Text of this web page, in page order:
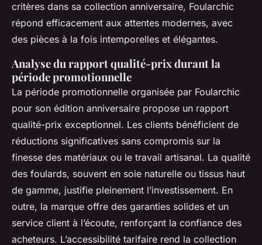
critères dans sa collection anniversaire, Foularchic
répond efficacement aux attentes modernes, avec
des pièces à la fois intemporelles et élégantes.
Analyse du rapport qualité-prix durant la
période promotionnelle
La période promotionnelle organisée par Foularchic
pour son édition anniversaire propose un rapport
qualité-prix exceptionnel. Les clients bénéficient de
réductions significatives sans compromis sur la
finesse des matériaux ou le travail artisanal. La qualité
des foulards, souvent en soie naturelle ou tissus haut
de gamme, justifie pleinement l’investissement. En
outre, la marque offre des garanties solides et un
service client à l’écoute, renforçant la confiance des
acheteurs. L’accessibilité tarifaire rend la collection